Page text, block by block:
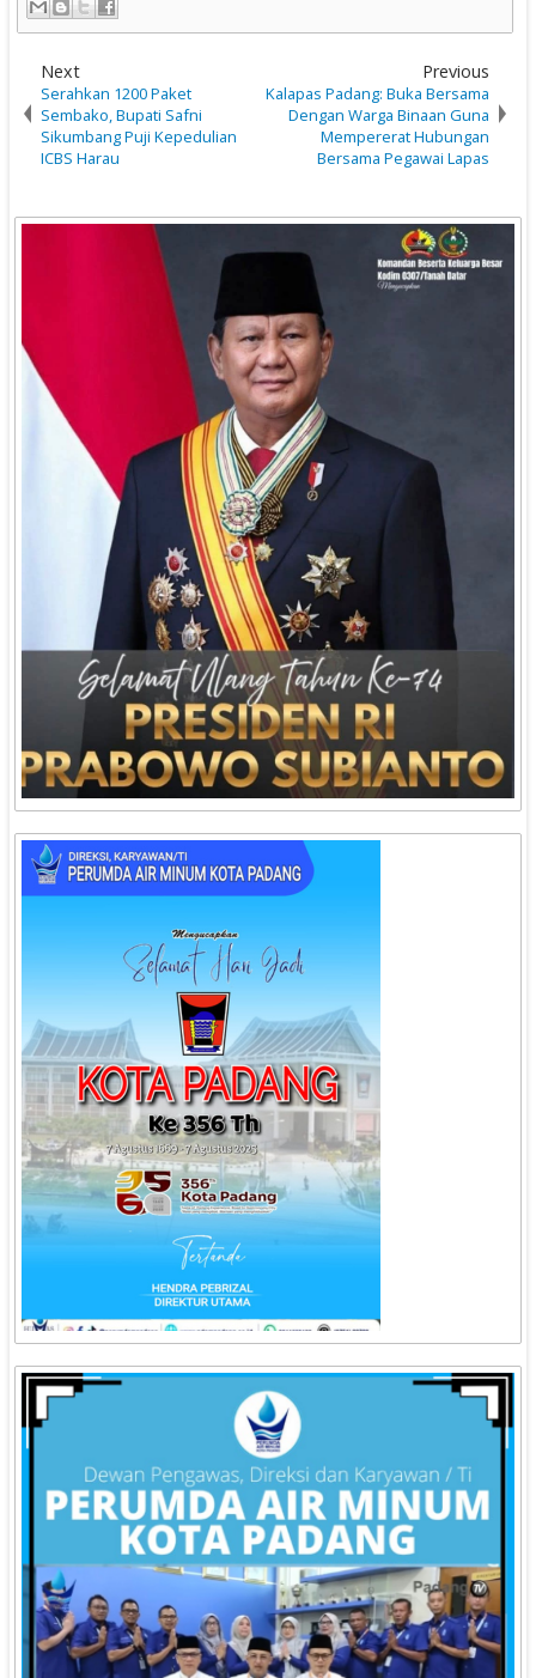
Next
Serahkan 1200 Paket
Sembako, Bupati Safni
Sikumbang Puji Kepedulian
ICBS Harau
Previous
Kalapas Padang: Buka Bersama
Dengan Warga Binaan Guna
Mempererat Hubungan
Bersama Pegawai Lapas